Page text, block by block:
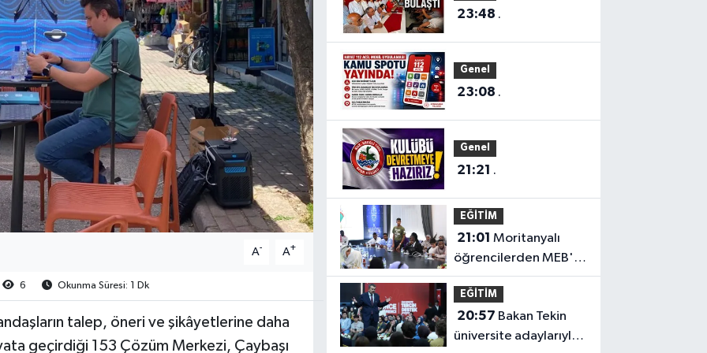
A- A+
6 Okunma Süresi: 1 Dk
talep, öneri ve şikâyetlerine daha
geçirdiği 153 Çözüm Merkezi, Çaybaşı
23:48 .
Genel
23:08 .
Genel
21:21 .
EĞİTİM
21:01 Moritanyalı
öğrencilerden MEB'e
ziyaret
EĞİTİM
20:57
üniversite adaylarıyla